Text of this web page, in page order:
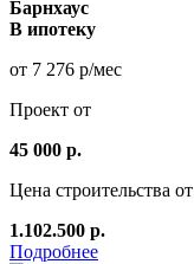
Барнхаус
В ипотеку
от 7 276 р/мес
Проект от
45 000 р.
Цена строительства от
1.102.500 р.
Подробнее